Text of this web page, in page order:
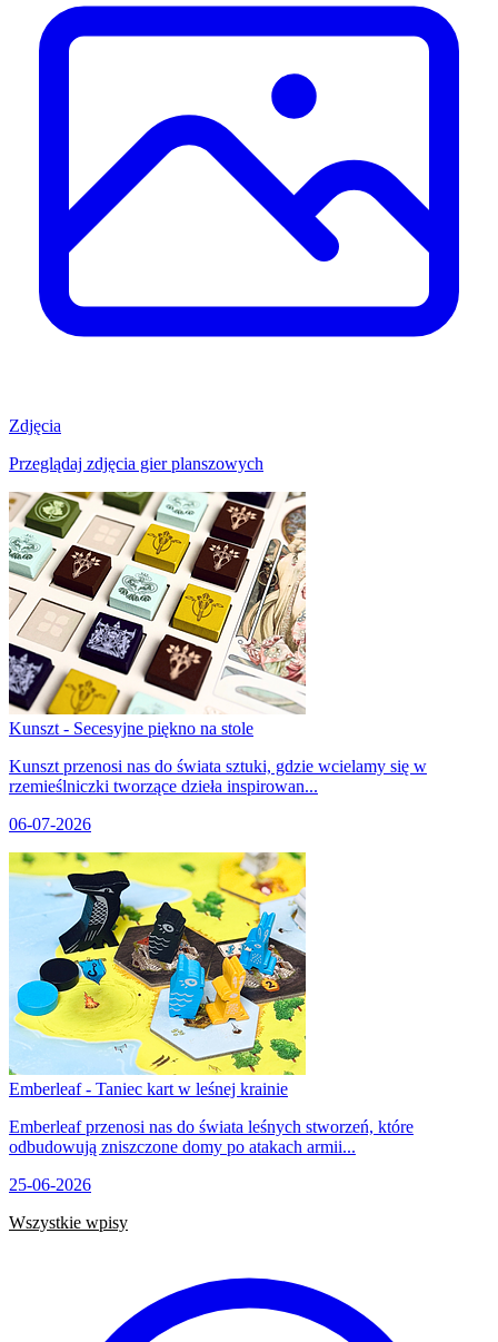
Zdjęcia
Przeglądaj zdjęcia gier planszowych
Kunszt - Secesyjne piękno na stole
Kunszt przenosi nas do świata sztuki, gdzie wcielamy się w
rzemieślniczki tworzące dzieła inspirowan...
06-07-2026
Emberleaf - Taniec kart w leśnej krainie
Emberleaf przenosi nas do świata leśnych stworzeń, które
odbudowują zniszczone domy po atakach armii...
25-06-2026
Wszystkie wpisy